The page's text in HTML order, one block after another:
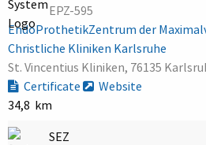
EPZ-595
EndoProthetikZentrum der
Christliche Kliniken Karlsruhe
St. Vincentius Kliniken, 76135
Certificate
Website
34,8 km
SEZ